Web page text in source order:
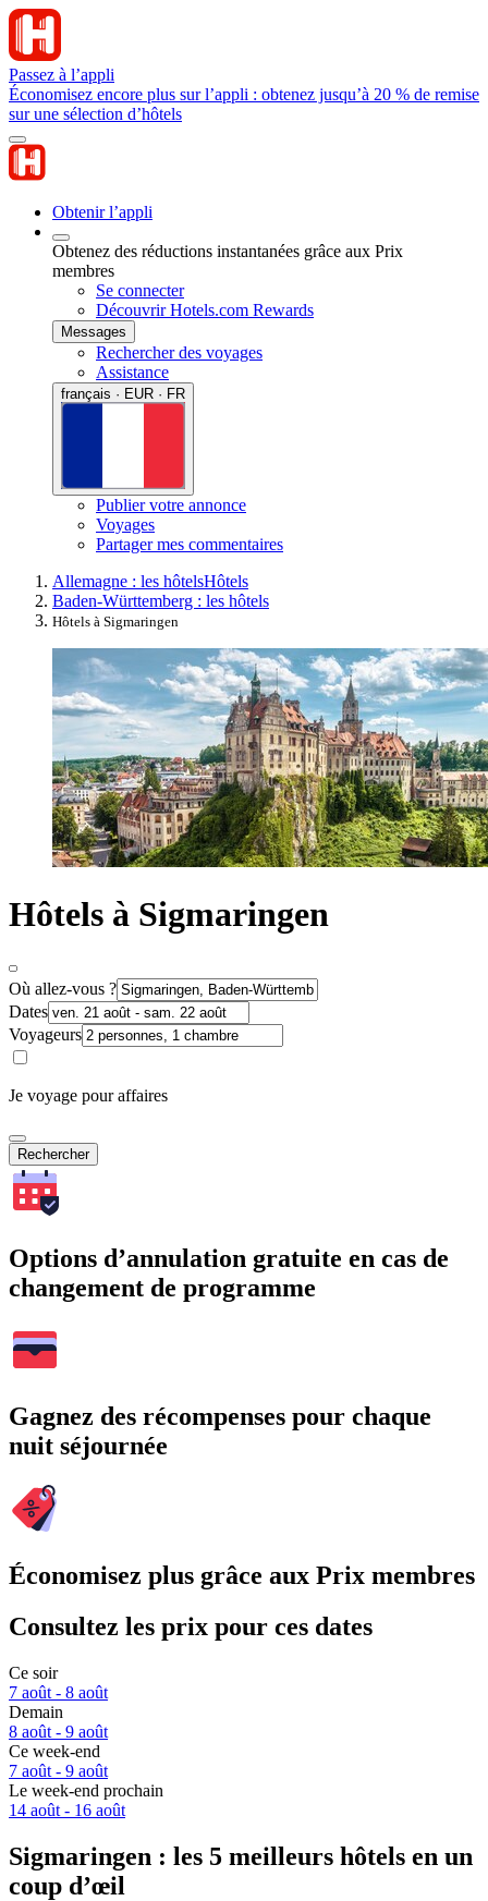
Passez à l’appli
Économisez encore plus sur l’appli : obtenez jusqu’à 20 % de remise
sur une sélection d’hôtels
Obtenir l’appli
Obtenez des réductions instantanées grâce aux Prix
membres
Se connecter
Découvrir Hotels.com Rewards
Messages
Rechercher des voyages
Assistance
français · EUR · FR
Publier votre annonce
Voyages
Partager mes commentaires
Allemagne : les hôtelsHôtels
Baden-Württemberg : les hôtels
Hôtels à Sigmaringen
Hôtels à Sigmaringen
Où allez-vous ?
Dates
Voyageurs
Je voyage pour affaires
Rechercher
Options d’annulation gratuite en cas de
changement de programme
Gagnez des récompenses pour chaque
nuit séjournée
Économisez plus grâce aux Prix membres
Consultez les prix pour ces dates
Ce soir
7 août - 8 août
Demain
8 août - 9 août
Ce week-end
7 août - 9 août
Le week-end prochain
14 août - 16 août
Sigmaringen : les 5 meilleurs hôtels en un
coup d’œil